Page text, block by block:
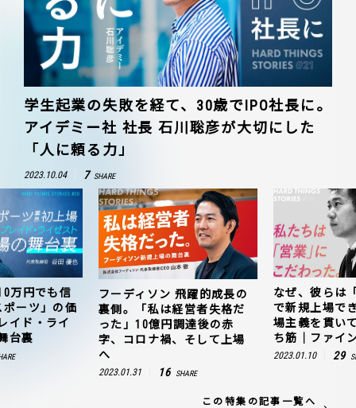
学生起業の失敗を経て、30歳でIPO社長に。
アイデミー社 社長 石川聡彦が大切にした
「人に頼る力」
2023.10.04 7 SHARE
万円でも信
ーツ」の価
イド・ライ
台裏
フーディソン 飛躍的成長の
裏側。「私は経営者失格だ
った」10億円調達後の赤
字、コロナ禍、そして上場
へ
2023.01.31 16 SHARE
なぜ、彼らは
で新規上場で
場主義を貫い
ち筋｜ファイ
2023.01.10 29
この特集の記事一覧へ